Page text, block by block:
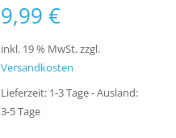
9,99€
inkl. 19 % MwSt.zzgl.
Versandkosten
Lieferzeit: 1-3 Tage - Ausland:
3-5 Tage